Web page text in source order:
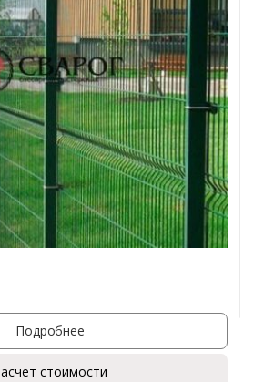
Подробнее
стоимости